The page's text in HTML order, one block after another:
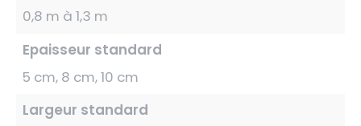
0,8 m à 1,3 m
Epaisseur standard
5 cm, 8 cm, 10 cm
Largeur standard